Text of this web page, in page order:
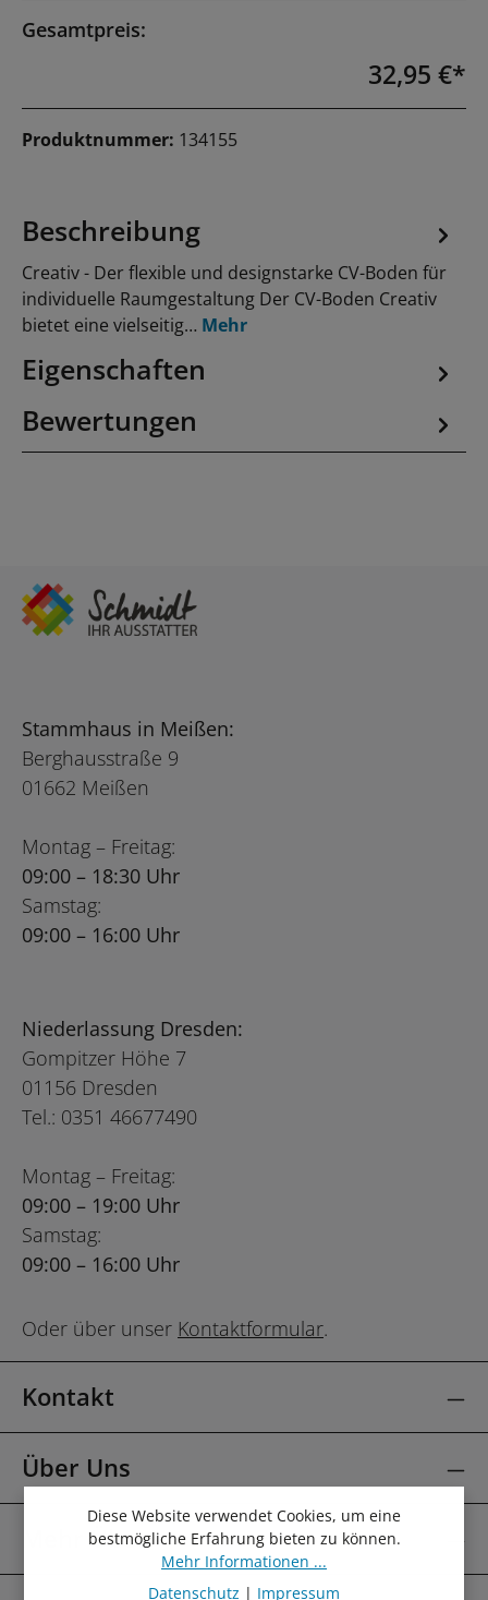
Gesamtpreis:
32,95 €*
Produktnummer: 134155
Beschreibung
Creativ - Der flexible und designstarke CV-Boden für
individuelle Raumgestaltung Der CV-Boden Creativ
bietet eine vielseitig… Mehr
Eigenschaften
Bewertungen
Stammhaus in Meißen:
Berghausstraße 9
01662 Meißen
Montag – Freitag:
09:00 – 18:30 Uhr
Samstag:
09:00 – 16:00 Uhr
Niederlassung Dresden:
Gompitzer Höhe 7
01156 Dresden
Tel.: 0351 46677490
Montag – Freitag:
09:00 – 19:00 Uhr
Samstag:
09:00 – 16:00 Uhr
Oder über unser Kontaktformular.
Kontakt
Über Uns
Mehr Über
Diese Website verwendet Cookies, um eine
bestmögliche Erfahrung bieten zu können.
Mehr Informationen ...
Datenschutz | Impressum